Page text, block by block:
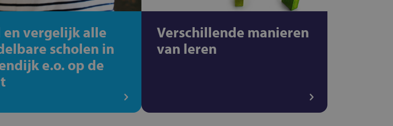
en vergelijk alle
scholen in
e.o. op de
Verschillende manieren
van leren